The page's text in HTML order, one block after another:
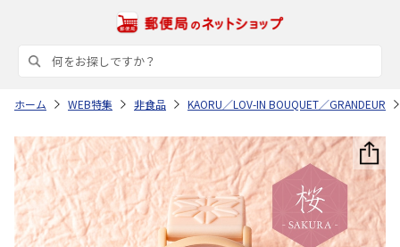
ホーム WEB特集 非食品 KAORU／LOV-IN BOUQUET／GRANDEUR